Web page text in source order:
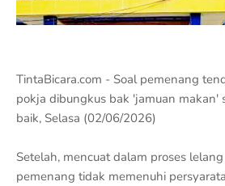
TintaBicara.com - Soal pemenang
pokja dibungkus bak 'jamuan makan'
baik, Selasa (02/06/2026)
Setelah, mencuat dalam proses
pemenang tidak memenuhi